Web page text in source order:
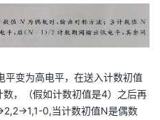
变为高电平，在送入计数初值
，（假如计数初值是4）之后再
>1,1-0,当计数初值N是偶数